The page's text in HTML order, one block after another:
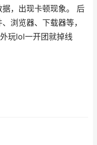
，出现卡顿现象。 后
浏览器、下载器等，
玩lol一开团就掉线